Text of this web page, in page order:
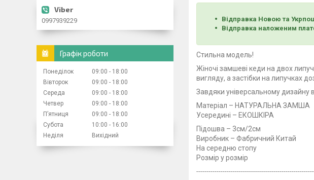
Відправка Новою та
Відправка наложеним
Стильна модель!
Жіночі замшеві кеди на двох
вигляду, а застібки на липучках
Завдяки універсальному дизайну
Матеріал – НАТУРАЛЬНА ЗАМША
Усередині – ЕКОШКІРА
Підошва – 3см/2см
Виробник – Фабричний Китай
На середню стопу
Розмір у розмір
0997939229
Графік роботи
Понеділок 09:00
18:00
Вівторок
09:00
18:00
Середа
09:00
18:00
Четвер
09:00
18:00
Пʼятниця
09:00
18:00
Субота
10:00
16:00
Неділя
Вихідний